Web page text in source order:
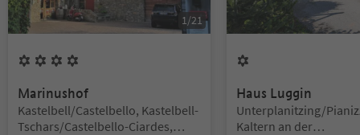
1 /21
Marinushof
Emplacement:
Kastelbell/Castelbello, Kastelbell-
Tschars/Castelbello-Ciardes,
Haus Luggin
Emplacement:
Unterplanitzing/
Kaltern an der